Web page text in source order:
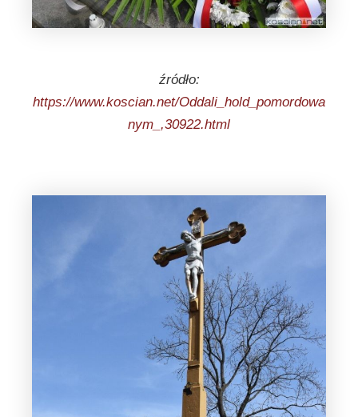
źródło:
https://www.koscian.net/Oddali_hold_pomordowa
nym_,30922.html